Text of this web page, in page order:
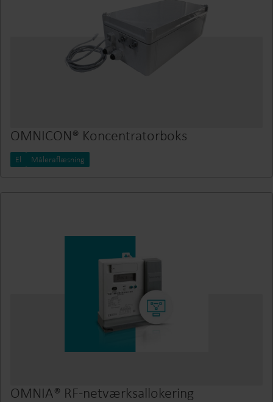
OMNICON® Koncentratorboks
El Måleraflæsning
OMNIA® RF-netværksallokering